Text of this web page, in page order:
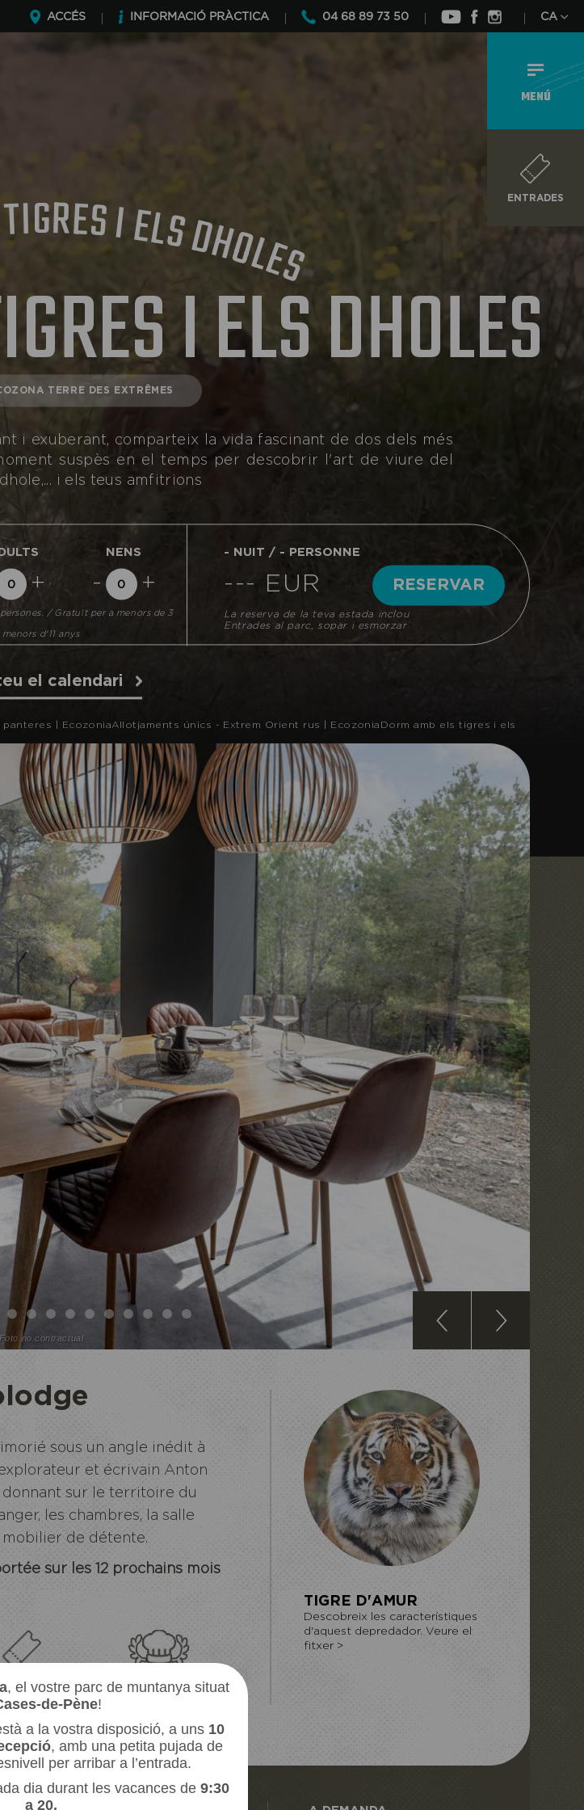
ACCÉS INFORMACIÓ PRÀCTICA 04 68 89 73 50 CA
MENÚ
ENTRADES
TIGRESIELSDHO
L
E
S
I ELS DHOLES
TERRE DES EXTRÊMES
i exuberant, comparteix la vida fascinant de dos dels més
suspès en el temps per descobrir l'art de viure del
i els teus amfitrions
+
NENS
- +
/ Gratuït per a menors de 3
d'11 anys
- NUIT / - PERSONNE
--- EUR
La reserva de la teva estada inclou
Entrades al parc, sopar i esmorzar
RESERVAR
el calendari
| EcozoniaAllotjaments únics - Extrem Orient rus | EcozoniaDorm amb els tigres i els
Foto no contractual
sous un angle inédit à
et écrivain Anton
donnant sur le territoire du
les chambres, la salle
mobilier de détente.
sur les 12 prochains mois
AL PARC
2 dies
del dia
MITJA PENSIÓ
esmorzar continental
Sopar local a càrrec del
nostre xef
DHOLE
Descobreix les característiques
d'aquest depredador. Veure el
fitxer >
TIGRE D'AMUR
Descobreix les característiques
d'aquest depredador. Veure el
fitxer >
ESTADA
, el vostre parc de muntanya situat
de-Pène!
a la vostra disposició, a uns 10
, amb una petita pujada de
per arribar a l’entrada.
dia durant les vacances de 9:30
a 20.